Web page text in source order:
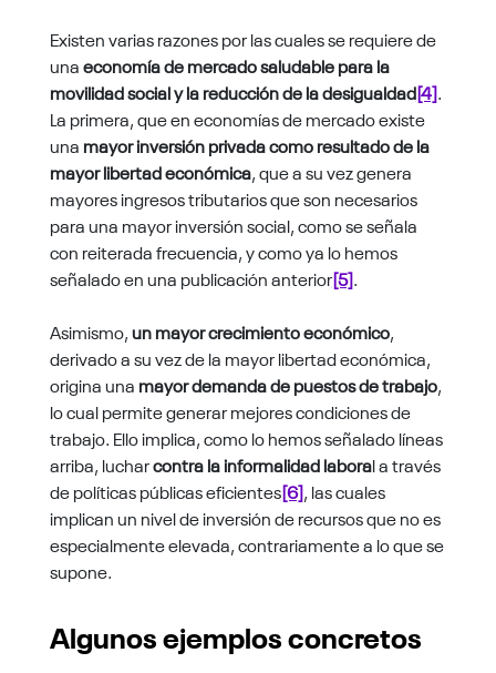
Existen varias razones por las cuales se requiere de
unaeconomía de mercado saludable para la
movilidad social y la reducción de la desigualdad[4].
La primera, que en economías de mercado existe
una mayor inversión privada como resultado de la
mayor libertad económica, que a su vez genera
mayores ingresos tributarios que son necesarios
para una mayor inversión social, como se señala
con reiterada frecuencia, y como ya lo hemos
señalado en una publicación anterior[5].
Asimismo,un mayor crecimiento económico,
derivado a su vez de la mayor libertad económica,
origina una mayor demanda de puestos de trabajo,
lo cual permite generar mejores condiciones de
trabajo. Ello implica, como lo hemos señalado líneas
arriba, lucharcontra la informalidad laboral a través
de políticas públicas eficientes[6], las cuales
implican un nivel de inversión de recursos que no es
especialmente elevada, contrariamente a lo que se
supone.
Algunos ejemplos concretos